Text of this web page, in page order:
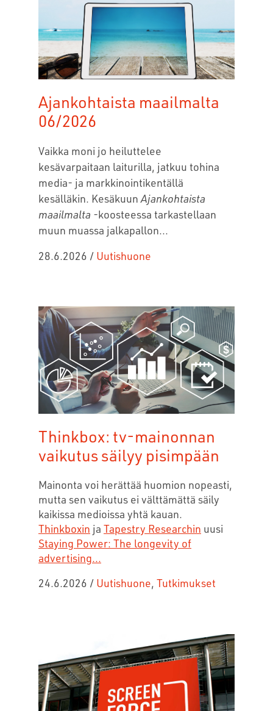
Ajankohtaista maailmalta
06/2026
Vaikka moni jo heiluttelee
kesävarpaitaan laiturilla, jatkuu tohina
media- ja markkinointikentällä
kesälläkin. Kesäkuun Ajankohtaista
maailmalta -koosteessa tarkastellaan
muun muassa jalkapallon...
28.6.2026 / Uutishuone
Thinkbox: tv-mainonnan
vaikutus säilyy pisimpään
Mainonta voi herättää huomion nopeasti,
mutta sen vaikutus ei välttämättä säily
kaikissa medioissa yhtä kauan.
Thinkboxin ja Tapestry Researchin uusi
Staying Power: The longevity of
advertising...
24.6.2026 / Uutishuone, Tutkimukset